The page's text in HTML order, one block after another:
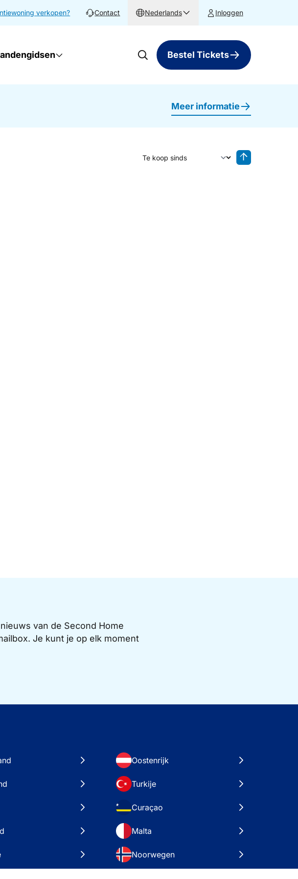
verkopen? Contact Nederlands Inloggen
Bestel Tickets
Meer informatie
Sorteer op
van de Second Home
Je kunt je op elk moment
Oostenrijk
Turkije
Curaçao
Malta
Noorwegen